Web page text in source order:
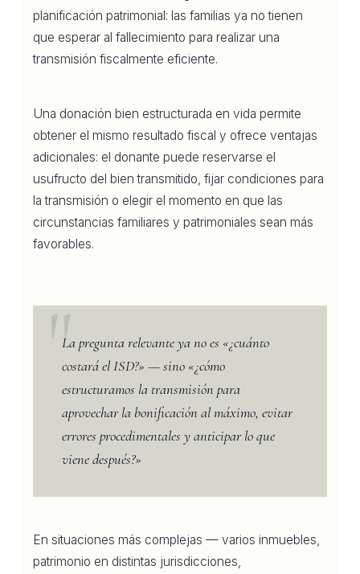
planificación patrimonial: las familias ya no tienen
que esperar al fallecimiento para realizar una
transmisión fiscalmente eficiente.
Una donación bien estructurada en vida permite
obtener el mismo resultado fiscal y ofrece ventajas
adicionales: el donante puede reservarse el
usufructo del bien transmitido, fijar condiciones para
la transmisión o elegir el momento en que las
circunstancias familiares y patrimoniales sean más
favorables.
La pregunta relevante ya no es «¿cuánto
costará el ISD?» — sino «¿cómo
estructuramos la transmisión para
aprovechar la bonificación al máximo, evitar
errores procedimentales y anticipar lo que
viene después?»
En situaciones más complejas — varios inmuebles,
patrimonio en distintas jurisdicciones,